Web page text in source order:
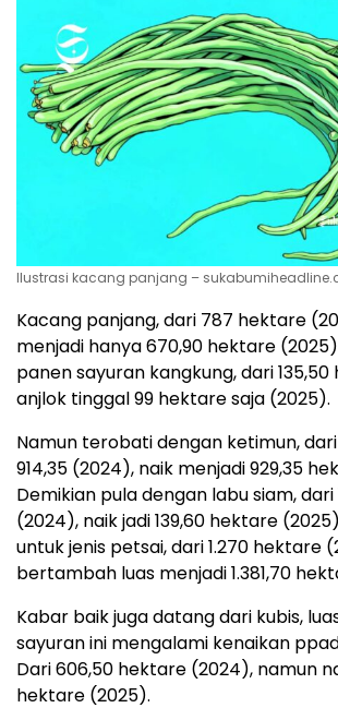
Ilustrasi kacang panjang –
Kacang panjang, dari 787 hektare
menjadi hanya 670,90 hektare
panen sayuran kangkung, dari
anjlok tinggal 99 hektare saja (2025).
Namun terobati dengan ketimun,
914,35 (2024), naik menjadi 929,35
Demikian pula dengan labu siam,
(2024), naik jadi 139,60 hektare
untuk jenis petsai, dari 1.270 hektare
bertambah luas menjadi 1.381,70
Kabar baik juga datang dari kubis,
sayuran ini mengalami kenaikan
Dari 606,50 hektare (2024), namun
hektare (2025).